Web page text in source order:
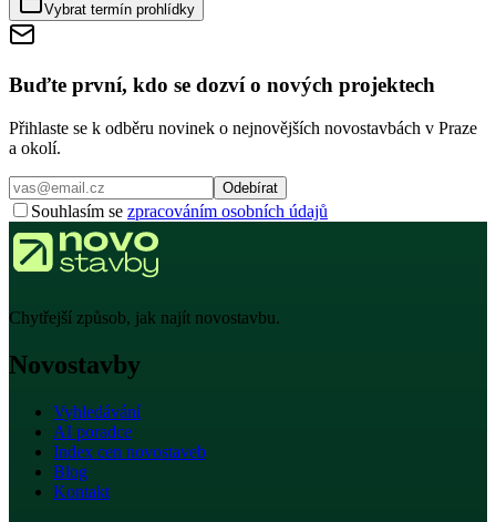
Vybrat termín prohlídky
Buďte první, kdo se dozví o nových projektech
Přihlaste se k odběru novinek o nejnovějších novostavbách v Praze
a okolí.
Odebírat
Souhlasím se zpracováním osobních údajů
Chytřejší způsob, jak najít novostavbu.
Novostavby
Vyhledávání
AI poradce
Index cen novostaveb
Blog
Kontakt